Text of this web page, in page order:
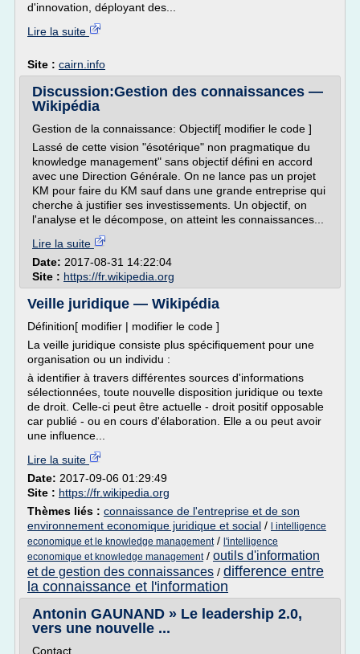
d'innovation, déployant des...
Lire la suite
Site : cairn.info
Discussion:Gestion des connaissances —
Wikipédia
Gestion de la connaissance: Objectif[ modifier le code ]
Lassé de cette vision "ésotérique" non pragmatique du
knowledge management" sans objectif défini en accord
avec une Direction Générale. On ne lance pas un projet
KM pour faire du KM sauf dans une grande entreprise qui
cherche à justifier ses investissements. Un objectif, on
l'analyse et le décompose, on atteint les connaissances...
Lire la suite
Date: 2017-08-31 14:22:04
Site : https://fr.wikipedia.org
Veille juridique — Wikipédia
Définition[ modifier | modifier le code ]
La veille juridique consiste plus spécifiquement pour une
organisation ou un individu :
à identifier à travers différentes sources d'informations
sélectionnées, toute nouvelle disposition juridique ou texte
de droit. Celle-ci peut être actuelle - droit positif opposable
car publié - ou en cours d'élaboration. Elle a ou peut avoir
une influence...
Lire la suite
Date: 2017-09-06 01:29:49
Site : https://fr.wikipedia.org
Thèmes liés : connaissance de l'entreprise et de son
environnement economique juridique et social /
l intelligence
economique et le knowledge management/ l'intelligence
economique et knowledge management/ outils d'information
et de gestion des connaissances / difference entre
la connaissance et l'information
Antonin GAUNAND » Le leadership 2.0,
vers une nouvelle ...
Contact